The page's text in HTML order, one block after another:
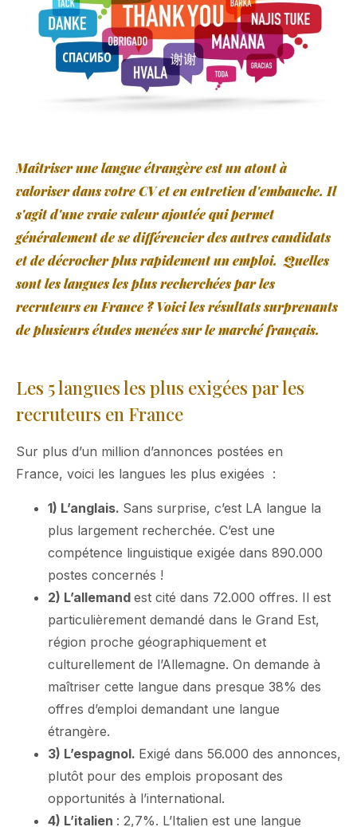
Maîtriser une langue étrangère est un atout à
valoriser dans votre CV et en entretien d'embauche. Il
s'agit d'une vraie valeur ajoutée qui permet
généralement de se différencier des autres candidats
et de décrocher plus rapidement un emploi. Quelles
sont les langues les plus recherchées par les
recruteurs en France ? Voici les résultats surprenants
de plusieurs études menées sur le marché français.
Les 5 langues les plus exigées par les
recruteurs en France
Sur plus d’un million d’annonces postées en
France, voici les langues les plus exigées :
1) L’anglais. Sans surprise, c’est LA langue la
plus largement recherchée. C’est une
compétence linguistique exigée dans 890.000
postes concernés !
2) L’allemand est cité dans 72.000 offres. Il est
particulièrement demandé dans le Grand Est,
région proche géographiquement et
culturellement de l’Allemagne. On demande à
maîtriser cette langue dans presque 38% des
offres d’emploi demandant une langue
étrangère.
3) L’espagnol. Exigé dans 56.000 des annonces,
plutôt pour des emplois proposant des
opportunités à l’international.
4) L’italien : 2,7%. L’Italien est une langue